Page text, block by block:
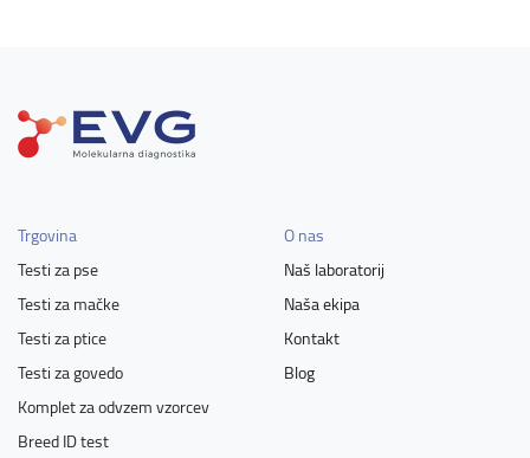
Trgovina
Testi za pse
Testi za mačke
Testi za ptice
Testi za govedo
Komplet za odvzem vzorcev
Breed ID test
O nas
Naš laboratorij
Naša ekipa
Kontakt
Blog